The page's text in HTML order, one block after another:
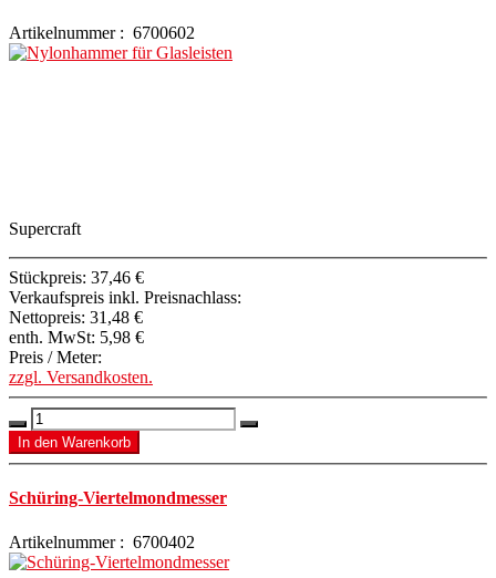
Artikelnummer : 6700602
Supercraft
Stückpreis: 37,46 €
Verkaufspreis inkl. Preisnachlass:
Nettopreis: 31,48 €
enth. MwSt: 5,98 €
Preis / Meter:
zzgl. Versandkosten.
Schüring-Viertelmondmesser
Artikelnummer : 6700402